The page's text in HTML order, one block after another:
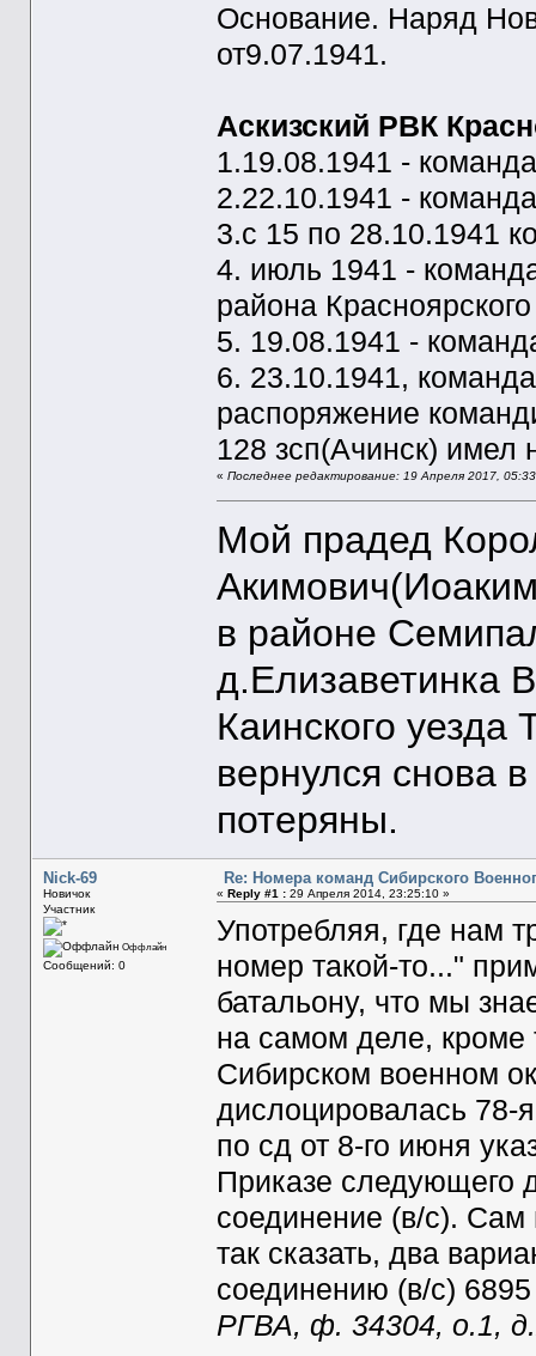
Основание. Наряд
от9.07.1941.
Аскизский РВК
1.19.08.1941 -
2.22.10.1941 -
3.с 15 по 28.10.1941
4. июль 1941 -
района
5. 19.08.1941 -
6. 23.10.1941,
распоряжение
128 зсп(Ачинск) имел
« Последнее редактирование: 19 Апреля 2017,
Мой прадед
в районе
д.Елизаветинка
Каинского уезда
вернулся снова
потеряны.
Nick-69
Новичок
Участник
Оффлайн
Сообщений: 0
Re: Номера команд Сибирского
« Reply #1 :29 Апреля 2014, 23:25:10 »
Употребляя, где нам
номер такой-то..."
батальону, что мы
на самом деле, кроме
Сибирском военном
дислоцировалась 78-
по сд от 8-го июня
Приказе следующего
соединение (в/с).
так сказать, два
соединению (в/с)
РГВА, ф. 34304, о.1,